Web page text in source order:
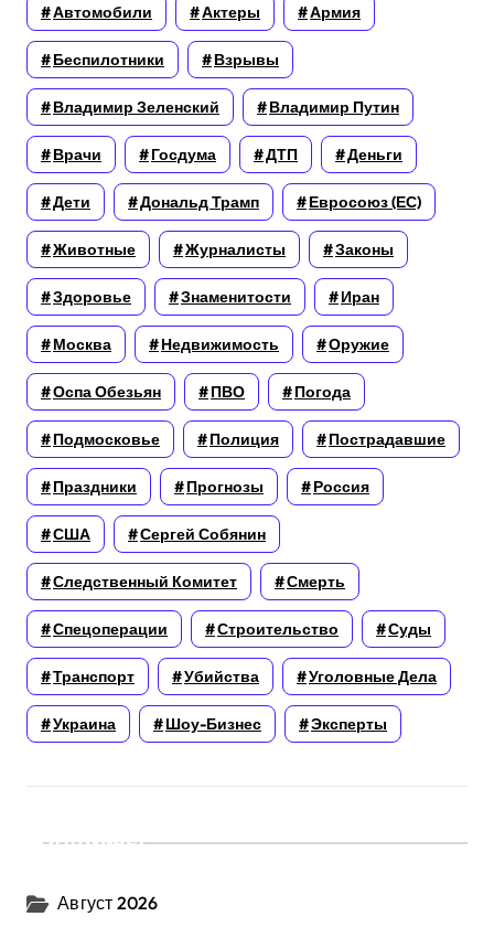
Автомобили Актеры Армия
Беспилотники Взрывы
Владимир Зеленский Владимир Путин
Врачи Госдума ДТП Деньги
Дети Дональд Трамп Евросоюз (ЕС)
Животные Журналисты Законы
Здоровье Знаменитости Иран
Москва Недвижимость Оружие
Оспа Обезьян ПВО Погода
Подмосковье Полиция Пострадавшие
Праздники Прогнозы Россия
США Сергей Собянин
Следственный Комитет Смерть
Спецоперации Строительство Суды
Транспорт Убийства Уголовные Дела
Украина Шоу-Бизнес Эксперты
Архивы
Август 2026